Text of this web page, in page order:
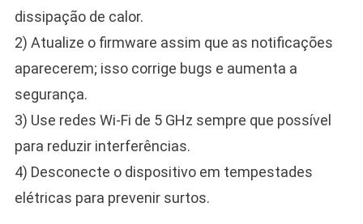
dissipação de calor.
2) Atualize o firmware assim que as notificações
aparecerem; isso corrige bugs e aumenta a
segurança.
3) Use redes Wi-Fi de 5 GHz sempre que possível
para reduzir interferências.
4) Desconecte o dispositivo em tempestades
elétricas para prevenir surtos.